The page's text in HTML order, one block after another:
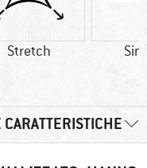
Stretch